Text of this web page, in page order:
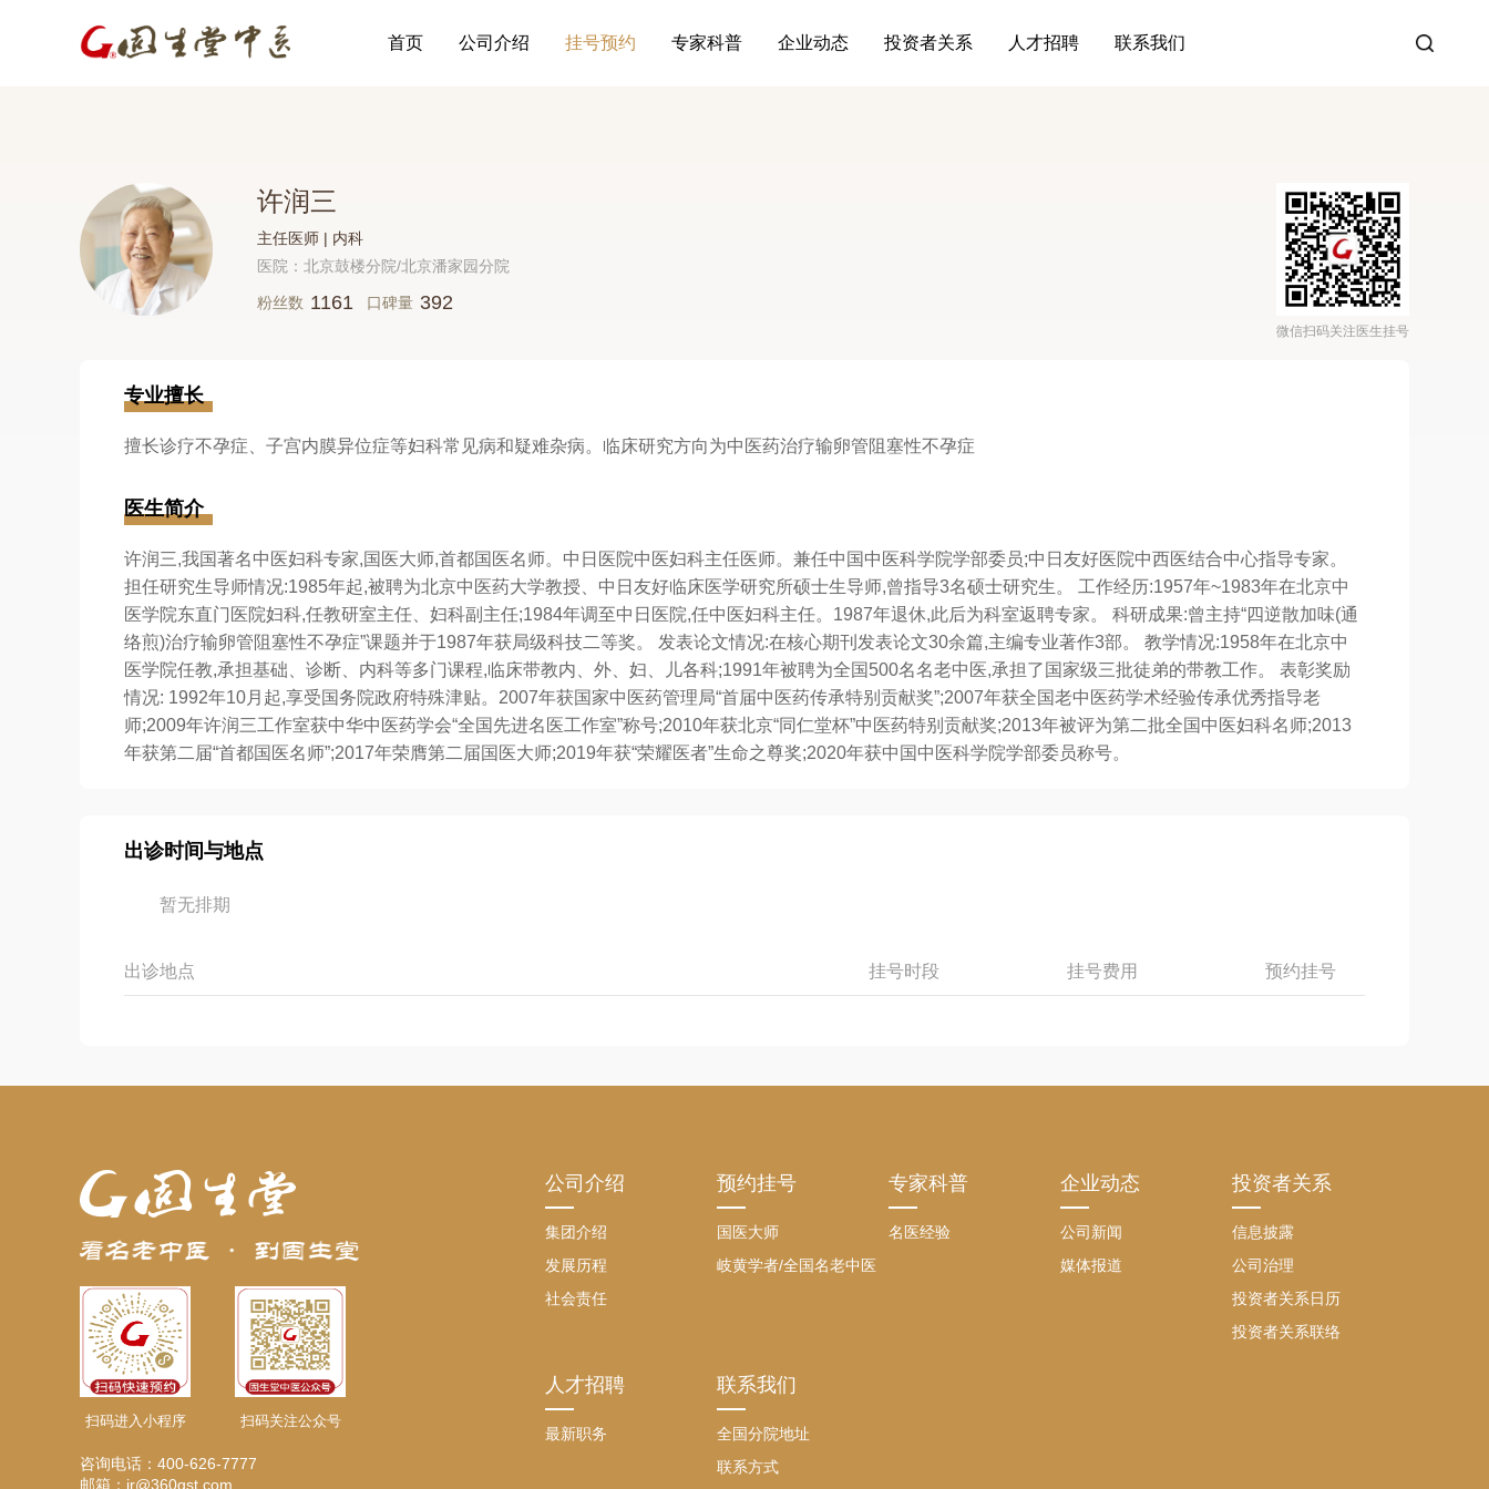
首页 公司介绍 挂号预约 专家科普 企业动态 投资者关系 人才招聘 联系我们
许润三
主任医师 | 内科
医院：北京鼓楼分院/北京潘家园分院
粉丝数 1161 口碑量 392
微信扫码关注医生挂号
专业擅长
擅长诊疗不孕症、子宫内膜异位症等妇科常见病和疑难杂病。临床研究方向为中医药治疗输卵管阻塞性不孕症
医生简介
许润三,我国著名中医妇科专家,国医大师,首都国医名师。中日医院中医妇科主任医师。兼任中国中医科学院学部委员;中日友好医院中西医结合中心指导专家。
担任研究生导师情况:1985年起,被聘为北京中医药大学教授、中日友好临床医学研究所硕士生导师,曾指导3名硕士研究生。 工作经历:1957年~1983年在北京中
医学院东直门医院妇科,任教研室主任、妇科副主任;1984年调至中日医院,任中医妇科主任。1987年退休,此后为科室返聘专家。 科研成果:曾主持“四逆散加味(通
络煎)治疗输卵管阻塞性不孕症”课题并于1987年获局级科技二等奖。 发表论文情况:在核心期刊发表论文30余篇,主编专业著作3部。 教学情况:1958年在北京中
医学院任教,承担基础、诊断、内科等多门课程,临床带教内、外、妇、儿各科;1991年被聘为全国500名名老中医,承担了国家级三批徒弟的带教工作。 表彰奖励
情况: 1992年10月起,享受国务院政府特殊津贴。2007年获国家中医药管理局“首届中医药传承特别贡献奖”;2007年获全国老中医药学术经验传承优秀指导老
师;2009年许润三工作室获中华中医药学会“全国先进名医工作室”称号;2010年获北京“同仁堂杯”中医药特别贡献奖;2013年被评为第二批全国中医妇科名师;2013
年获第二届“首都国医名师”;2017年荣膺第二届国医大师;2019年获“荣耀医者”生命之尊奖;2020年获中国中医科学院学部委员称号。
出诊时间与地点
暂无排期
出诊地点 挂号时段 挂号费用 预约挂号
扫码进入小程序 扫码关注公众号
咨询电话：400-626-7777
邮箱：ir@360gst.com
公司介绍
集团介绍
发展历程
社会责任
预约挂号
国医大师
岐黄学者/全国名老中医
专家科普
名医经验
企业动态
公司新闻
媒体报道
投资者关系
信息披露
公司治理
投资者关系日历
投资者关系联络
人才招聘
最新职务
联系我们
全国分院地址
联系方式